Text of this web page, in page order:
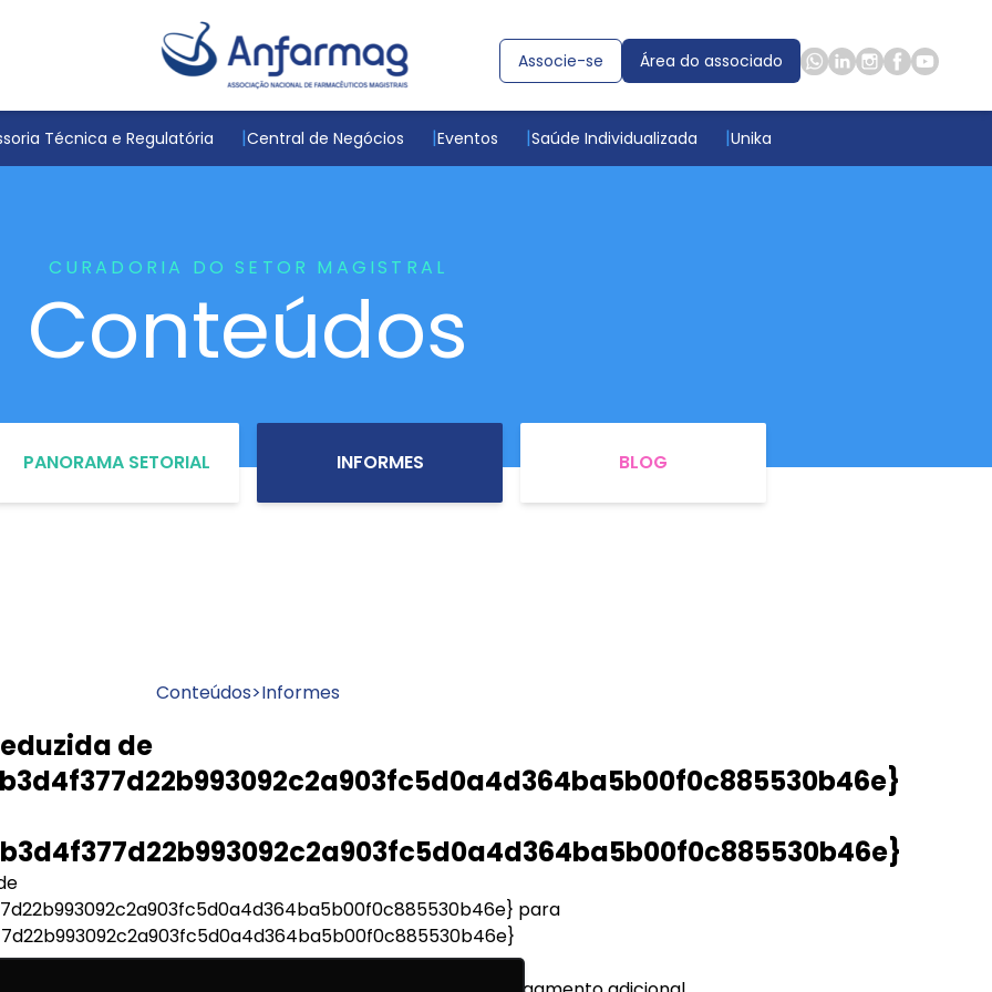
Associe-se Área do associado
Técnica e Regulatória Central de Negócios Eventos Saúde Individualizada Unika
CURADORIA DO SETOR MAGISTRAL
Conteúdos
PANORAMA SETORIAL INFORMES BLOG
Conteúdos>Informes
de
para